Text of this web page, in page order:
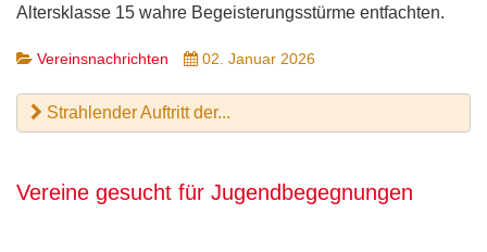
Altersklasse 15 wahre Begeisterungsstürme entfachten.
Vereinsnachrichten 02. Januar 2026
Strahlender Auftritt der...
Vereine gesucht für Jugendbegegnungen